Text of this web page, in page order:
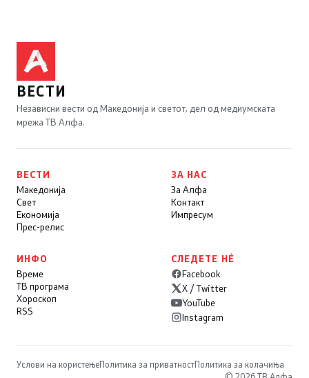
ВЕСТИ
Независни вести од Македонија и светот, дел од медиумската
мрежа ТВ Алфа.
ВЕСТИ
Македонија
Свет
Економија
Прес-релис
ЗА НАС
За Алфа
Контакт
Импресум
ИНФО
Време
ТВ програма
Хороскоп
RSS
СЛЕДЕТЕ НÉ
Facebook
X / Twitter
YouTube
Instagram
Услови на користењеПолитика за приватностПолитика за колачиња